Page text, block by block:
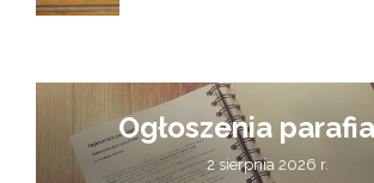
Ogłoszenia
2 sierpnia 2026 r.